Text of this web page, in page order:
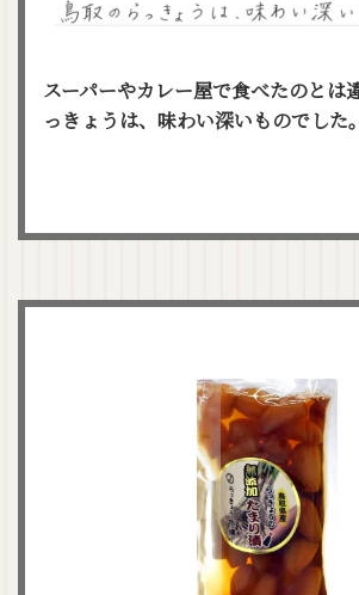
スーパーやカレー屋で食べたのとは
っきょうは、味わい深いものでした。